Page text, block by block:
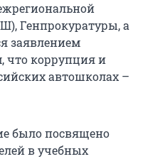
Генпрокуратуры, а
заявлением
что коррупция и
автошколах –
было посвящено
в учебных